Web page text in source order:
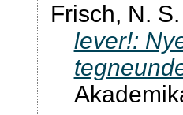
Frisch, N.
lever!: